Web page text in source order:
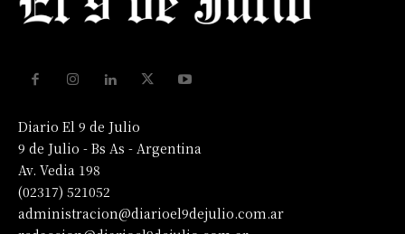
Diario El 9 de Julio
9 de Julio - Bs As - Argentina
Av. Vedia 198
(02317) 521052
administracion@diarioel9dejulio.com.ar